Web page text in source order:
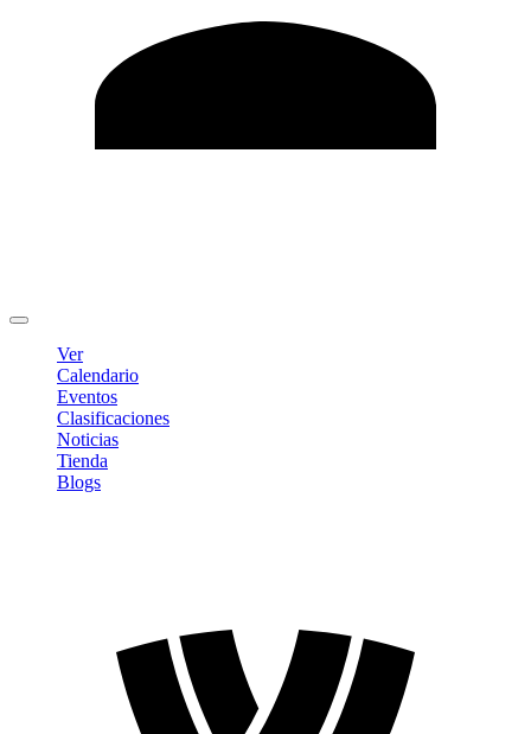
Ver
Calendario
Eventos
Clasificaciones
Noticias
Tienda
Blogs